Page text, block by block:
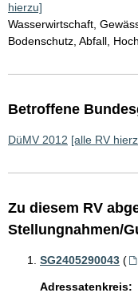
hierzu]
Wasserwirtschaft,
Bodenschutz, Abfall,
Betroffene
DüMV 2012 [alle RV
Zu diesem RV
Stellungnahmen/
SG2405290043 (
Adressatenkreis: